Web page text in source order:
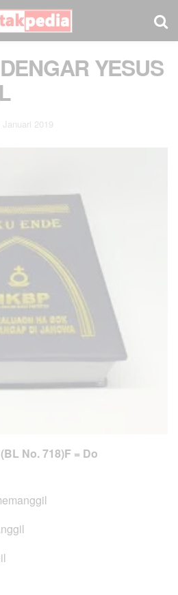
YESUS
Januari 2019
No. 718)F = Do